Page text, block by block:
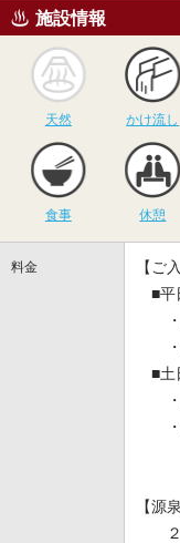
施設情報
天然 かけ流し
食事 休憩
料金
【ご
■平
・
・
■土
・
・
【源
２